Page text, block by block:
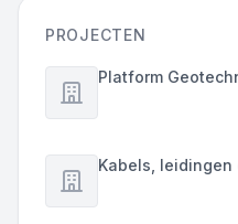
PROJECTEN
Platform
Kabels,